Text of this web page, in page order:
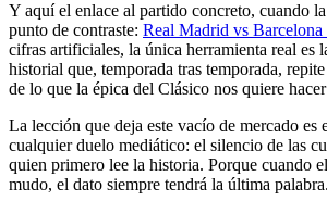
Y aquí el enlace al partido concreto, cuando
punto de contraste: Real Madrid vs Barcelona
cifras artificiales, la única herramienta real es
historial que, temporada tras temporada,
de lo que la épica del Clásico nos quiere hacer
La lección que deja este vacío de mercado es
cualquier duelo mediático: el silencio de las
quien primero lee la historia. Porque cuando
mudo, el dato siempre tendrá la última palabra.